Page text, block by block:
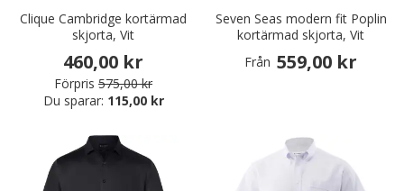
Clique Cambridge kortärmad
skjorta, Vit
460,00 kr
Förpris 575,00 kr
Du sparar: 115,00 kr
Seven Seas modern fit Poplin
kortärmad skjorta, Vit
Från 559,00 kr